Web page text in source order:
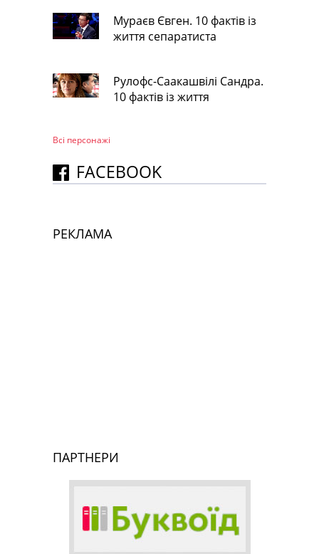
Мураєв Євген. 10 фактів із
життя сепаратиста
Рулофс-Саакашвілі Сандра.
10 фактів із життя
Всі персонажi
FACEBOOK
РЕКЛАМА
ПАРТНЕРИ